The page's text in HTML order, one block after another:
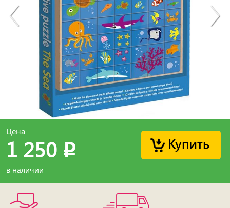
Купить
Цена
1 250 p
в наличии